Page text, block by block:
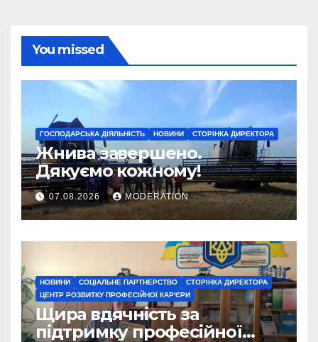
You missed
ГОСПОДАРСЬКА ДІЯЛЬНІСТЬ НОВИНИ СТОРІНКА ДИРЕКТОРА
Жнива завершено.
Дякуємо кожному!
07.08.2026 MODERATION
НОВИНИ СОЦІАЛЬНЕ ПАРТНЕРСТВО
СТОРІНКА ДИРЕКТОРА
ЦЕНТР РОЗВИТКУ ПРОФЕСІЙНОЇ КАР'ЄРИ
Щира вдячність за
підтримку професійної